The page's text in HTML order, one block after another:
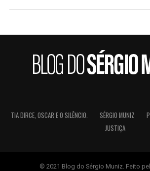
TIA DIRCE, OSCAR E O SILÊNCIO. SÉRGIO MUNIZ
JUSTIÇA
© 2021 Blog do Sérgio Muniz. Feito